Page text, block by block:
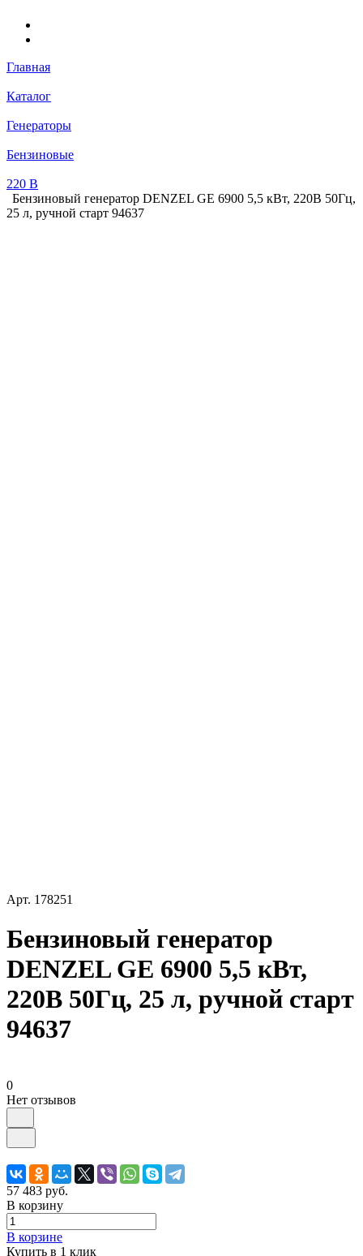
Главная
Каталог
Генераторы
Бензиновые
220 В
Бензиновый генератор DENZEL GE 6900 5,5 кВт, 220В 50Гц,
25 л, ручной старт 94637
Арт. 178251
Бензиновый генератор
DENZEL GE 6900 5,5 кВт,
220В 50Гц, 25 л, ручной старт
94637
0
Нет отзывов
57 483 руб.
В корзину
В корзине
Купить в 1 клик